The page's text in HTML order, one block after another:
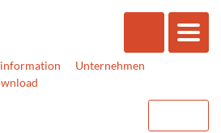
Unternehmen